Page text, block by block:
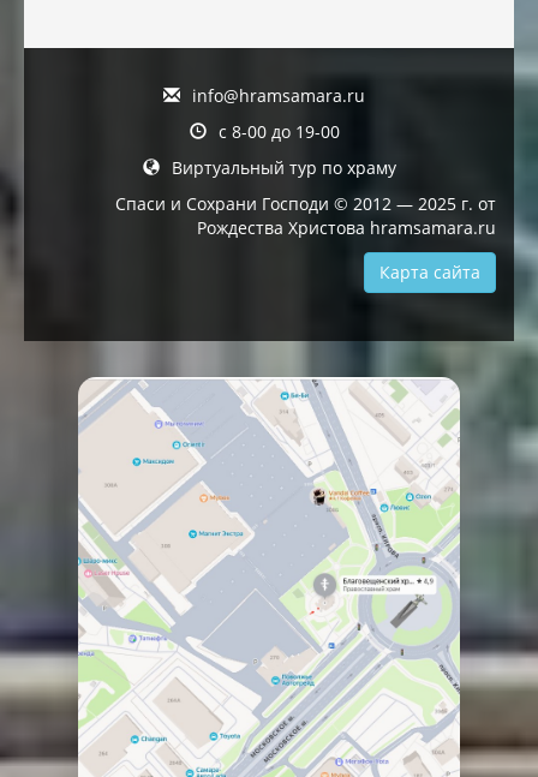
info@hramsamara.ru
с 8-00 до 19-00
Виртуальный тур по храму
Спаси и Сохрани Господи © 2012 — 2025 г. от
Рождества Христова hramsamara.ru
Карта сайта